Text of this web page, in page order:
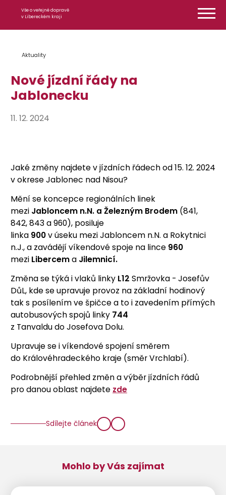
Vše o veřejné dopravě
v Libereckém kraji
Aktuality
Nové jízdní řády na
Jablonecku
11. 12. 2024
Jaké změny najdete v jízdních řádech od 15. 12. 2024
v okrese Jablonec nad Nisou?
Mění se koncepce regionálních linek
mezi Jabloncem n.N. a Železným Brodem (841,
842, 843 a 960), posiluje
linka 900v úseku mezi Jabloncem n.N. a Rokytnici
n.J., a zavádějí víkendové spoje na lince 960
mezi Libercema Jilemnicí.
Změna se týká i vlaků linky L12 Smržovka - Josefův
DůL, kde se upravuje provoz na základní hodinový
tak s posílením ve špičce a to i zavedením přímých
autobusových spojů linky 744
z Tanvaldu do Josefova Dolu.
Upravuje se i víkendové spojení směrem
do Královéhradeckého kraje (směr Vrchlabí).
Podrobnější přehled změn a výběr jízdních řádů
pro danou oblast najdete zde
Sdílejte článek
Mohlo by Vás zajímat